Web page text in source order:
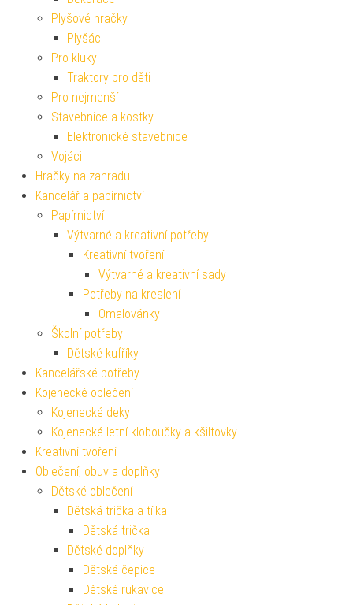
Plyšové hračky
Plyšáci
Pro kluky
Traktory pro děti
Pro nejmenší
Stavebnice a kostky
Elektronické stavebnice
Vojáci
Hračky na zahradu
Kancelář a papírnictví
Papírnictví
Výtvarné a kreativní potřeby
Kreativní tvoření
Výtvarné a kreativní sady
Potřeby na kreslení
Omalovánky
Školní potřeby
Dětské kufříky
Kancelářské potřeby
Kojenecké oblečení
Kojenecké deky
Kojenecké letní kloboučky a kšiltovky
Kreativní tvoření
Oblečení, obuv a doplňky
Dětské oblečení
Dětská trička a tílka
Dětská trička
Dětské doplňky
Dětské čepice
Dětské rukavice